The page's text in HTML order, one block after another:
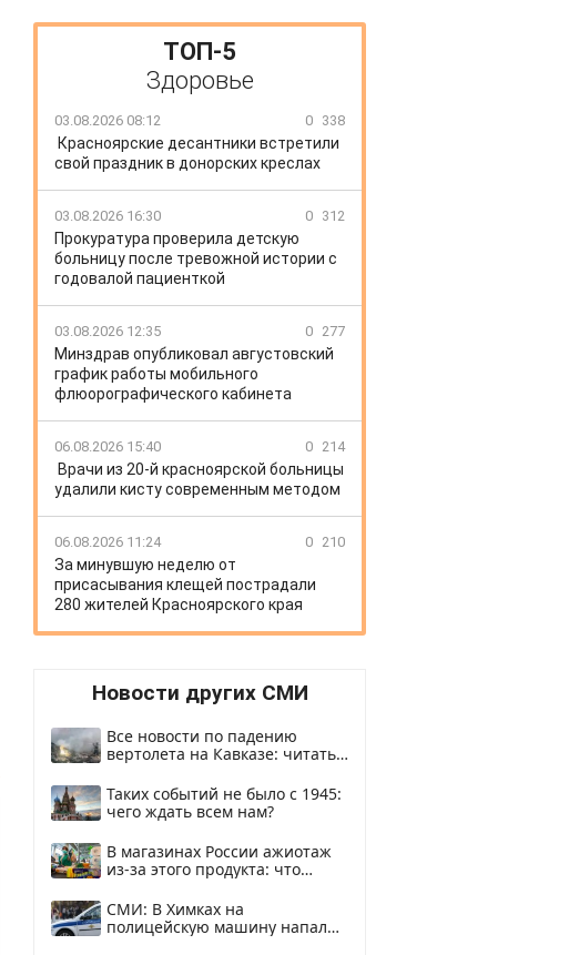
ТОП-5
Здоровье
03.08.2026 08:12 0 338
Красноярские десантники встретили
свой праздник в донорских креслах
03.08.2026 16:30 0 312
Прокуратура проверила детскую
больницу после тревожной истории с
годовалой пациенткой
03.08.2026 12:35 0 277
Минздрав опубликовал августовский
график работы мобильного
флюорографического кабинета
06.08.2026 15:40 0 214
Врачи из 20-й красноярской больницы
удалили кисту современным методом
06.08.2026 11:24 0 210
За минувшую неделю от
присасывания клещей пострадали
280 жителей Красноярского края
Новости других СМИ
Все новости по падению
вертолета на Кавказе: читать
Таких событий не было с 1945:
чего ждать всем нам?
В магазинах России ажиотаж
из-за этого продукта: что
СМИ: В Химках на
полицейскую машину напали